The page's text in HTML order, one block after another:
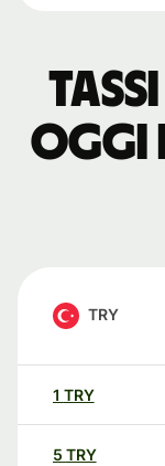
oggi
TRY
1 TRY
5 TRY